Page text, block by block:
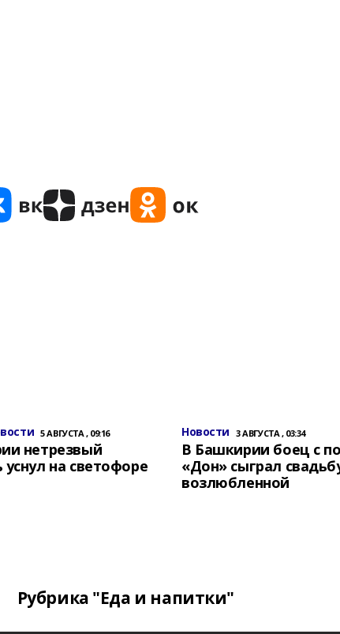
5 АВГУСТА , 09:16
нетрезвый
на светофоре
Новости 3 АВГУСТА , 03:34
В Башкирии боец с
«Дон» сыграл
возлюбленной
Рубрика "Еда и напитки"